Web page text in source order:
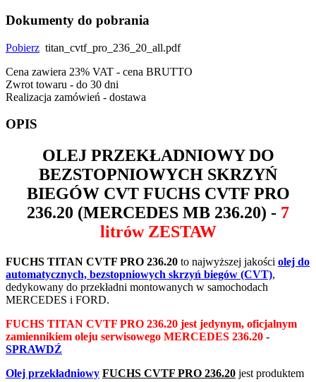
Dokumenty do pobrania
Pobierz titan_cvtf_pro_236_20_all.pdf
Cena zawiera 23% VAT - cena BRUTTO
Zwrot towaru - do 30 dni
Realizacja zamówień - dostawa
OPIS
OLEJ PRZEKŁADNIOWY DO
BEZSTOPNIOWYCH SKRZYŃ
BIEGÓW CVT FUCHS CVTF PRO
236.20 (MERCEDES MB 236.20) - 7
litrów ZESTAW
FUCHS TITAN CVTF PRO 236.20 to najwyższej jakości olej do
automatycznych, bezstopniowych skrzyń biegów (CVT),
dedykowany do przekładni montowanych w samochodach
MERCEDES i FORD.
FUCHS TITAN CVTF PRO 236.20 jest jedynym, oficjalnym
zamiennikiem oleju serwisowego MERCEDES 236.20 -
SPRAWDŹ
Olej przekładniowy FUCHS CVTF PRO 236.20 jest produktem